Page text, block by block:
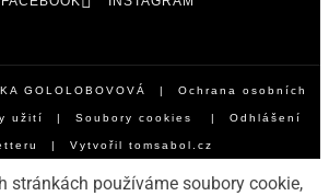
GOLOLOBOVOVÁ | Ochrana osobních
užití | Soubory cookies | Odhlášení
| Vytvořil tomsabol.cz
stránkách používáme soubory cookie,